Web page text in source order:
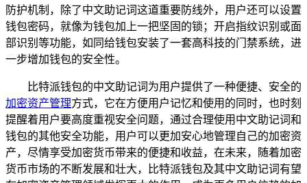
防护机制，除了中文助记词这道重要防线外，用户还可以设置
钱包密码，就像为钱包加上一把坚固的锁；开启指纹识别或面
部识别等功能，如同给钱包安装了一套高科技的门禁系统，进
一步增加钱包的安全性。
比特派钱包的中文助记词为用户提供了一种便捷、安全的
加密资产管理方式，它在方便用户记忆和使用的同时，也时刻
提醒着用户要高度重视安全问题，通过合理使用中文助记词和
钱包的其他安全功能，用户可以更加安心地管理自己的加密资
产，尽情享受加密货币带来的便捷和收益，在未来，随着加密
货币市场的不断发展和壮大，比特派钱包及其中文助记词有望